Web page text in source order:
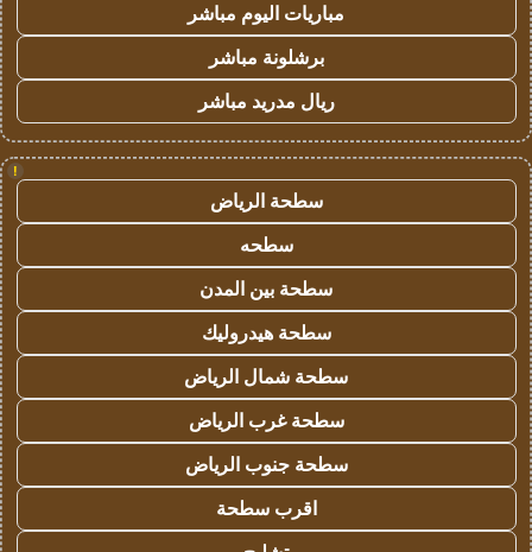
مباريات اليوم مباشر
برشلونة مباشر
ريال مدريد مباشر
!
سطحة الرياض
سطحه
سطحة بين المدن
سطحة هيدروليك
سطحة شمال الرياض
سطحة غرب الرياض
سطحة جنوب الرياض
اقرب سطحة